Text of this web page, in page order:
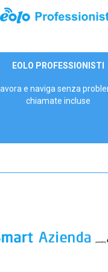
35,00 €/mese
EOLO PROFESSIONISTI
lavora e naviga senza
chiamate incluse